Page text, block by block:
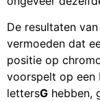
De resultaten
vermoeden dat
positie op
voorspelt op een
lettersG hebben,